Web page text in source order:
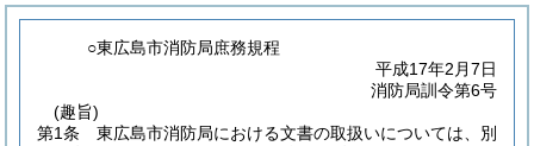
○東広島市消防局庶務規程
平成17年2月7日
消防局訓令第6号
(趣旨)
第1条
東広島市消防局における文書の取扱いについては、別